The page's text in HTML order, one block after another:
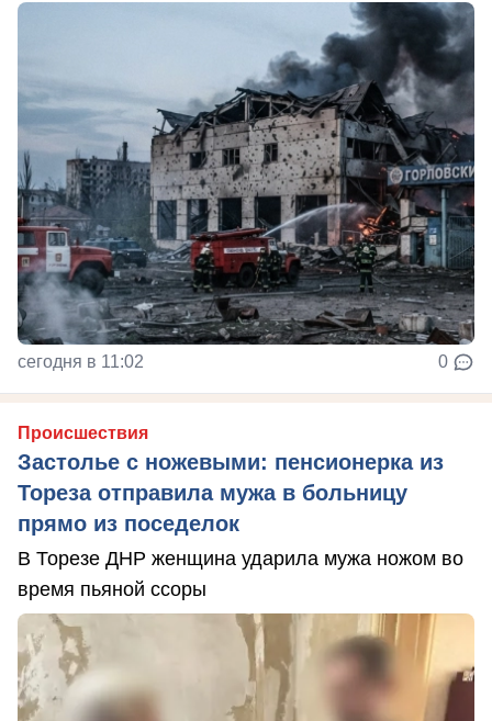
сегодня в 11:02 0
Происшествия
Застолье с ножевыми: пенсионерка из
Тореза отправила мужа в больницу
прямо из поседелок
В Торезе ДНР женщина ударила мужа ножом во
время пьяной ссоры